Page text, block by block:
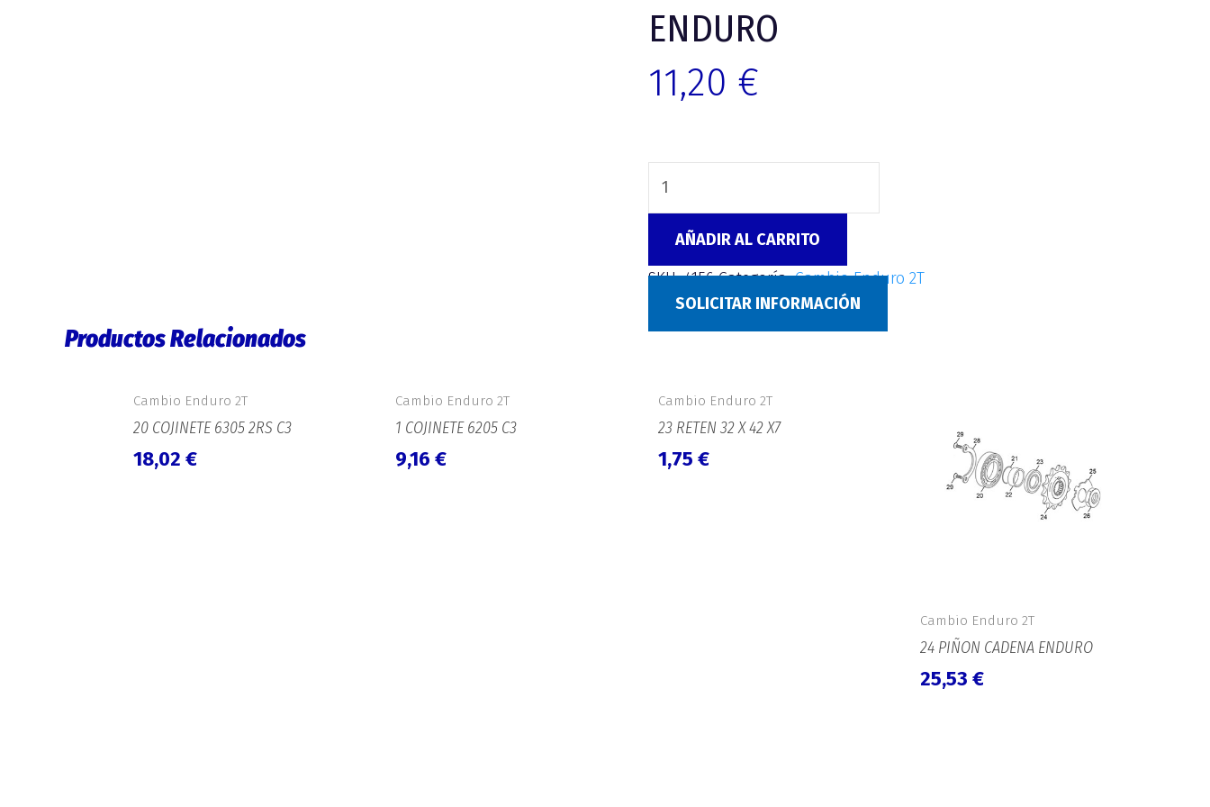
ENDURO
11,20 €
AÑADIR AL CARRITO
SKU:4156 Categoría:Cambio Enduro 2T
SOLICITAR INFORMACIÓN
Productos Relacionados
Cambio Enduro 2T
20 COJINETE 6305 2RS C3
18,02 €
Cambio Enduro 2T
1 COJINETE 6205 C3
9,16€
Cambio Enduro 2T
23 RETEN 32 X 42 X7
1,75 €
Cambio Enduro 2T
24 PIÑON CADENA ENDURO
25,53€